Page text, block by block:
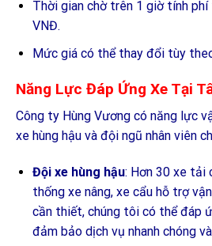
Thời gian chờ trên 1 giờ tính
VNĐ.
Mức giá có thể thay đổi tùy
Năng Lực Đáp Ứng Xe Tại
Công ty Hùng Vương có năng lực
xe hùng hậu và đội ngũ nhân viên
Đội xe hùng hậu: Hơn 30 xe tải
thống xe nâng, xe cẩu hỗ trợ
cần thiết, chúng tôi có thể đáp
đảm bảo dịch vụ nhanh chóng